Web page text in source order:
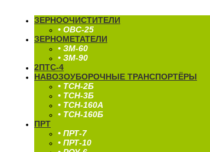
ЗЕРНООЧИСТИТЕЛИ
• ОВС-25
ЗЕРНОМЕТАТЕЛИ
• ЗМ-60
• ЗМ-90
2ПТС-4
НАВОЗОУБОРОЧНЫЕ ТРАНСПОРТЁРЫ
• ТСН-2Б
• ТСН-3Б
• ТСН-160А
• ТСН-160Б
ПРТ
• ПРТ-7
• ПРТ-10